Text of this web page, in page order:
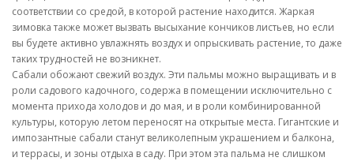
соответствии со средой, в которой растение находится. Жаркая
зимовка также может вызвать высыхание кончиков листьев, но если
вы будете активно увлажнять воздух и опрыскивать растение, то даже
таких трудностей не возникнет.
Сабали обожают свежий воздух. Эти пальмы можно выращивать и в
роли садового кадочного, содержа в помещении исключительно с
момента прихода холодов и до мая, и в роли комбинированной
культуры, которую летом переносят на открытые места. Гигантские и
импозантные сабали станут великолепным украшением и балкона,
и террасы, и зоны отдыха в саду. При этом эта пальма не слишком